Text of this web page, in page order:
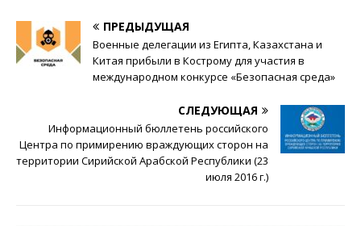
ПРЕДЫДУЩАЯ
Военные делегации из Египта, Казахстана и
Китая прибыли в Кострому для участия в
международном конкурсе «Безопасная среда»
СЛЕДУЮЩАЯ
Информационный бюллетень российского
Центра по примирению враждующих сторон на
территории Сирийской Арабской Республики (23
июля 2016 г.)